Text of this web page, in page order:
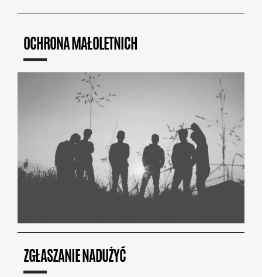
OCHRONA MAŁOLETNICH
ZGŁASZANIE NADUŻYĆ